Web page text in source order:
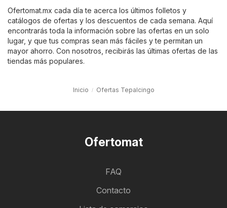
Ofertomat.mx cada día te acerca los últimos folletos y
catálogos de ofertas y los descuentos de cada semana. Aquí
encontrarás toda la información sobre las ofertas en un solo
lugar, y que tus compras sean más fáciles y te permitan un
mayor ahorro. Con nosotros, recibirás las últimas ofertas de las
tiendas más populares.
Inicio Ofertas Tepalcingo
Ofertomat
FAQ
Contacto